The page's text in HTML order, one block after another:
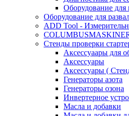
Оборудование для
Оборудование для
ADD Tool -
Стенды проверки
Аксессуаары для
Аксессуары
Аксессуары (
Генераторы азота
Генераторы озона
Инвертерное
Масла и добавки